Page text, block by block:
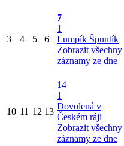
3 4 5 6
7
1
Lumpík Špuntík
Zobrazit všechny
záznamy ze dne
10 11 12 13
14
1
Dovolená v
Českém ráji
Zobrazit všechny
záznamy ze dne